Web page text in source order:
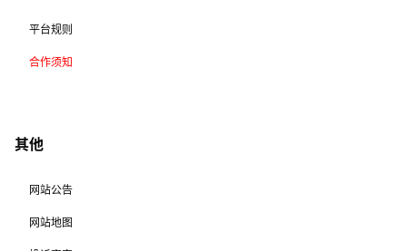
平台规则
合作须知
其他
网站公告
网站地图